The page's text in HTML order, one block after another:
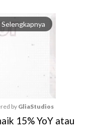
Selengkapnya
M
by GliaStudios
15% YoY atau